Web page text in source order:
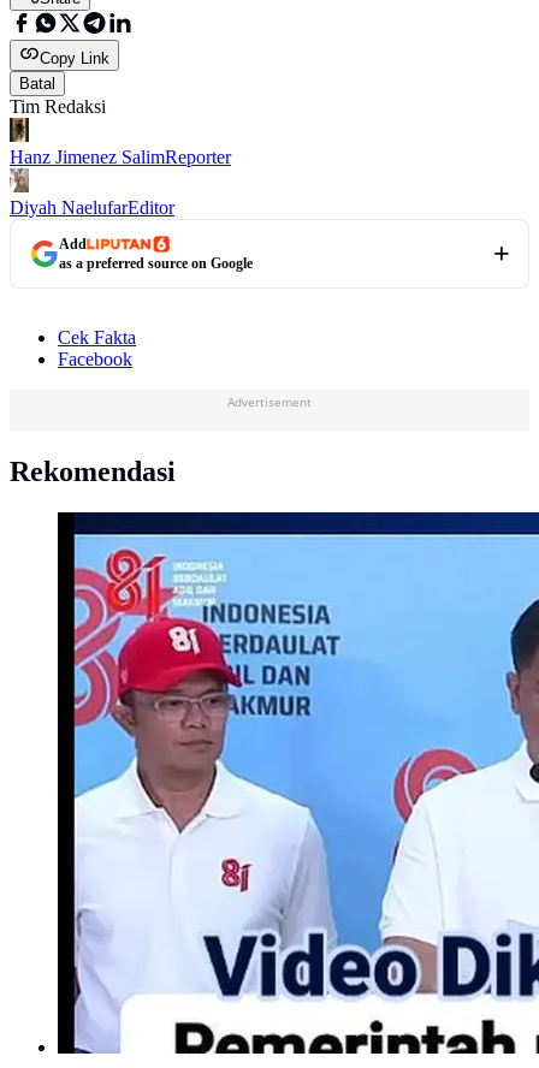
Copy Link
Batal
Tim Redaksi
Hanz Jimenez SalimReporter
Diyah NaelufarEditor
Add
as a preferred source on Google
Cek Fakta
Facebook
Advertisement
Rekomendasi